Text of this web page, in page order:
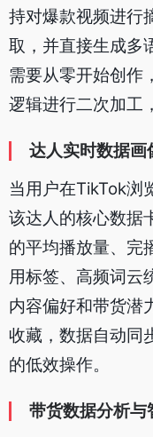
持对爆款视频进行
取，并直接生成多
需要从零开始创作
逻辑进行二次加工
达人实时数据画
当用户在TikTok浏
该达人的核心数据
的平均播放量、完
用标签、高频词云
内容偏好和带货潜
收藏，数据自动同
的低效操作。
带货数据分析与